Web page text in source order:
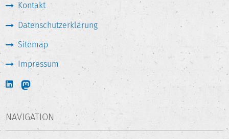
Kontakt
Datenschutzerklärung
Sitemap
Impressum
NAVIGATION